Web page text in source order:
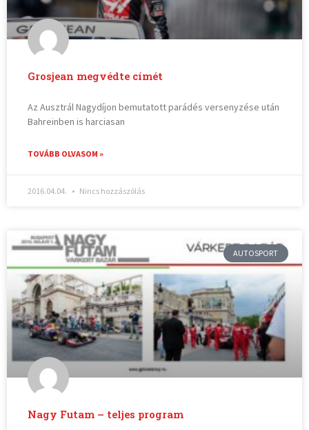
Grosjean megvédte címét
Az Ausztrál Nagydíjon bemutatott parádés versenyzése után
Bahreinben is harciasan
TOVÁBB OLVASOM »
2016.04.04. Nincs hozzászólás
AUTOSPORT
Nagy Futam – teljes program